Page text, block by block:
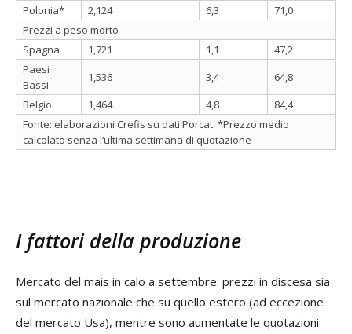
Polonia*
2,124 6,3
71,0
Prezzi a peso morto
Spagna
1,721 1,1
47,2
Paesi
Bassi
1,536 3,4
64,8
Belgio
1,464 4,8
84,4
Fonte: elaborazioni Crefis su dati Porcat. *Prezzo medio
calcolato senza l’ultima settimana di quotazione
I fattori della produzione
Mercato del mais in calo a settembre: prezzi in discesa sia
sul mercato nazionale che su quello estero (ad eccezione
del mercato Usa), mentre sono aumentate le quotazioni